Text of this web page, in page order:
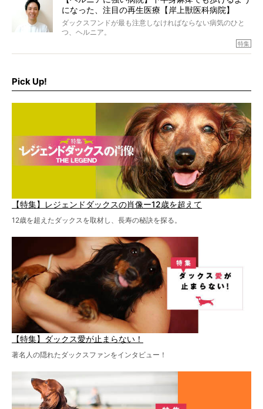
になった、注目の再生医療【岸上獣医科病院】
ダックスフンドが最も注意しなければならない病気のひと
つ、ヘルニア。
特集『ヘルニアに、負けない』では、ヘルニアに強い動物
を点滴投与する治療により、歩けなかった子が投与37日で
特集
Pick Up!
【特集】レジェンドダックスの肖像ー12歳を超えて
12歳を超えたダックスを取材し、長寿の秘訣を探る。
【特集】ダックス愛が止まらない！
著名人の隠れたダックスファンをインタビュー！